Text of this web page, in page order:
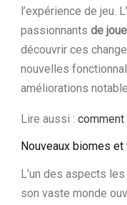
l’expérience de jeu.
passionnants de
découvrir ces
nouvelles
améliorations
Lire aussi :
Nouveaux biomes
L’un des aspects
son vaste monde